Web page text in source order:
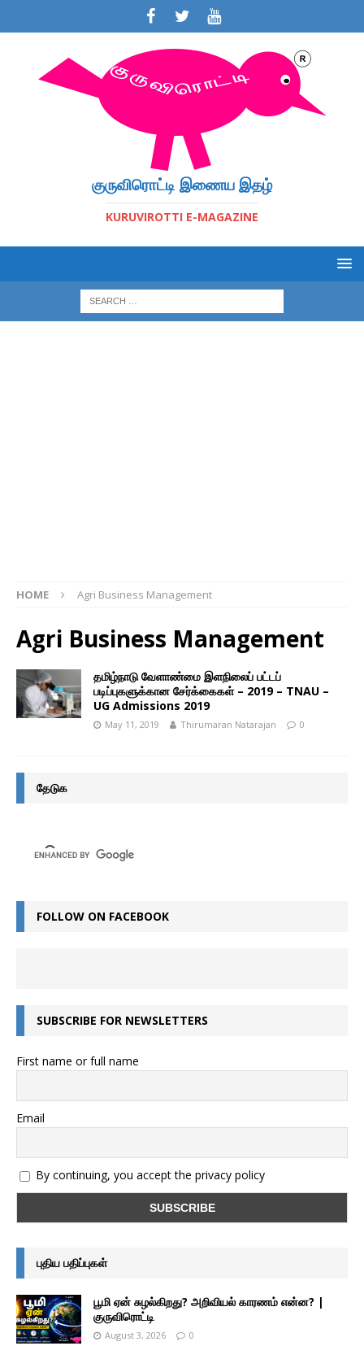
குருவிரொட்டி இணைய இதழ்
KURUVIROTTI E-MAGAZINE
HOME Agri Business Management
Agri Business Management
தமிழ்நாடு வேளாண்மை இளநிலைப் பட்டப்
படிப்புகளுக்கான சேர்க்கைகள் – 2019 – TNAU –
UG Admissions 2019
May 11, 2019 Thirumaran Natarajan 0
தேடுக
FOLLOW ON FACEBOOK
SUBSCRIBE FOR NEWSLETTERS
First name or full name
Email
By continuing, you accept the privacy policy
புதிய பதிப்புகள்
பூமி ஏன் சுழல்கிறது? அறிவியல் காரணம் என்ன? |
குருவிரொட்டி
August 3, 2026 0